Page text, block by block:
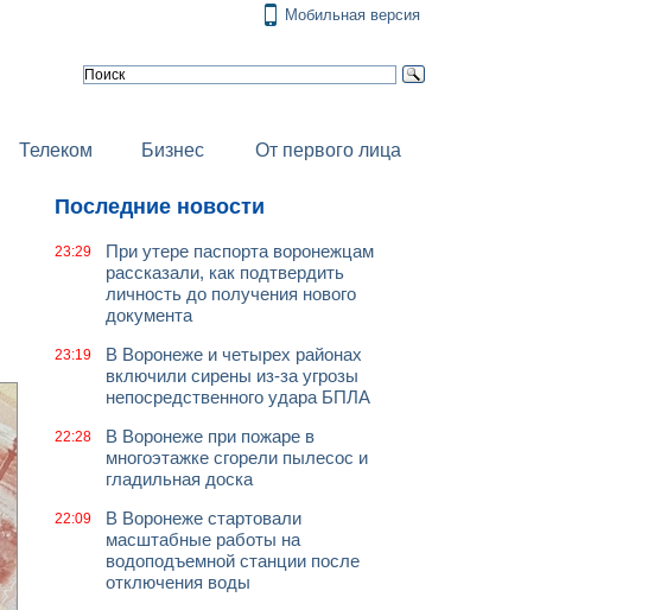
Мобильная версия
Телеком Бизнес От первого лица
Последние новости
23:29
При утере паспорта воронежцам
рассказали, как подтвердить
личность до получения нового
документа
23:19
В Воронеже и четырех районах
включили сирены из-за угрозы
непосредственного удара БПЛА
22:28
В Воронеже при пожаре в
многоэтажке сгорели пылесос и
гладильная доска
22:09
В Воронеже стартовали
масштабные работы на
водоподъемной станции после
отключения воды